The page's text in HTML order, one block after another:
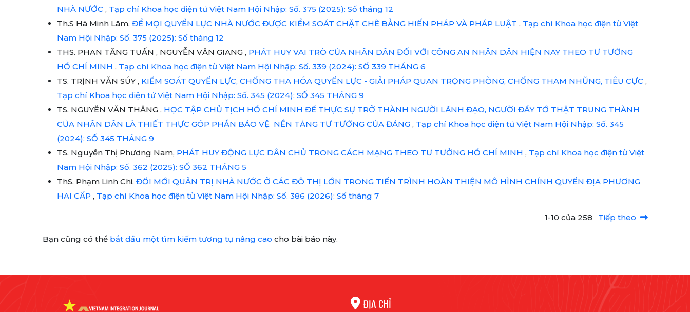
NHÀ NƯỚC , Tạp chí Khoa học điện tử Việt Nam Hội Nhập: Số. 375 (2025): Số tháng 12
Th.S Hà Minh Lâm, ĐỂ MỌI QUYỀN LỰC NHÀ NƯỚC ĐƯỢC KIỂM SOÁT CHẶT CHẼ BẰNG HIẾN PHÁP VÀ PHÁP LUẬT , Tạp chí Khoa học điện tử Việt
Nam Hội Nhập: Số. 375 (2025): Số tháng 12
THS. PHAN TĂNG TUẤN , NGUYỄN VĂN GIANG , PHÁT HUY VAI TRÒ CỦA NHÂN DÂN ĐỐI VỚI CÔNG AN NHÂN DÂN HIỆN NAY THEO TƯ TƯỞNG
HỒ CHÍ MINH , Tạp chí Khoa học điện tử Việt Nam Hội Nhập: Số. 339 (2024): SỐ 339 THÁNG 6
TS. TRỊNH VĂN SÚY , KIỂM SOÁT QUYỀN LỰC, CHỐNG THA HÓA QUYỀN LỰC - GIẢI PHÁP QUAN TRỌNG PHÒNG, CHỐNG THAM NHŨNG, TIÊU CỰC ,
Tạp chí Khoa học điện tử Việt Nam Hội Nhập: Số. 345 (2024): SỐ 345 THÁNG 9
TS. NGUYỄN VĂN THẮNG , HỌC TẬP CHỦ TỊCH HỒ CHÍ MINH ĐỂ THỰC SỰ TRỞ THÀNH NGƯỜI LÃNH ĐẠO, NGƯỜI ĐẦY TỚ THẬT TRUNG THÀNH
CỦA NHÂN DÂN LÀ THIẾT THỰC GÓP PHẦN BẢO VỆ NỀN TẢNG TƯ TƯỞNG CỦA ĐẢNG , Tạp chí Khoa học điện tử Việt Nam Hội Nhập: Số. 345
(2024): SỐ 345 THÁNG 9
TS. Nguyễn Thị Phương Nam, PHÁT HUY ĐỘNG LỰC DÂN CHỦ TRONG CÁCH MẠNG THEO TƯ TƯỞNG HỒ CHÍ MINH , Tạp chí Khoa học điện tử Việt
Nam Hội Nhập: Số. 362 (2025): SỐ 362 THÁNG 5
ThS. Phạm Linh Chi, ĐỔI MỚI QUẢN TRỊ NHÀ NƯỚC Ở CÁC ĐÔ THỊ LỚN TRONG TIẾN TRÌNH HOÀN THIỆN MÔ HÌNH CHÍNH QUYỀN ĐỊA PHƯƠNG
HAI CẤP , Tạp chí Khoa học điện tử Việt Nam Hội Nhập: Số. 386 (2026): Số tháng 7
1-10 của 258 Tiếp theo
Bạn cũng có thể bắt đầu một tìm kiếm tương tự nâng cao cho bài báo này.
ĐỊA CHỈ